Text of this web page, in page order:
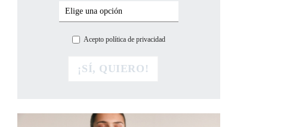
Acepto política de privacidad